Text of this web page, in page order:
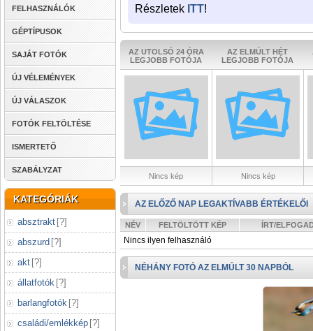
FELHASZNÁLÓK
GÉPTÍPUSOK
SAJÁT FOTÓK
ÚJ VÉLEMÉNYEK
ÚJ VÁLASZOK
FOTÓK FELTÖLTÉSE
ISMERTETŐ
SZABÁLYZAT
KATEGÓRIÁK
absztrakt [?]
abszurd [?]
akt [?]
állatfotók [?]
barlangfotók [?]
családi/emlékkép [?]
Részletek ITT!
AZ UTOLSÓ 24 ÓRA
LEGJOBB FOTÓJA
AZ ELMÚLT HÉT
LEGJOBB FOTÓJA
Nincs kép Nincs kép
AZ ELŐZŐ NAP LEGAKTÍVABB ÉRTÉKELŐI
NÉV FELTÖLTÖTT KÉP ÍRT/
Nincs ilyen felhasználó
NÉHÁNY FOTÓ AZ ELMÚLT 30 NAPBÓL